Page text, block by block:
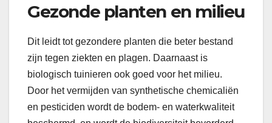
Gezonde planten en milieu
Dit leidt tot gezondere planten die beter bestand
zijn tegen ziekten en plagen. Daarnaast is
biologisch tuinieren ook goed voor het milieu.
Door het vermijden van synthetische chemicaliën
en pesticiden wordt de bodem- en waterkwaliteit